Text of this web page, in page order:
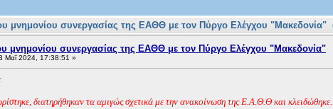
μνημονίου συνεργασίας της ΕΑΘΘ με τον Πύργο Ελέγχου
μνημονίου συνεργασίας της ΕΑΘΘ με τον Πύργο Ελέγχου "Μακεδονία"
Μαΐ 2024, 17:38:51 »
διατηρήθηκαν τα αμιγώς σχετικά με την ανακοίνωση της Ε.Α.Θ.Θ και κλειδώθηκε.